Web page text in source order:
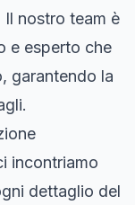
nostro team è
e esperto che
garantendo la
incontriamo
dettaglio del